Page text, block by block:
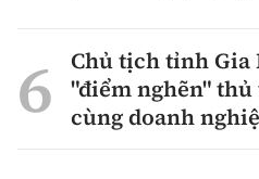
Chủ tịch tỉnh Gia
"điểm nghẽn"
cùng doanh